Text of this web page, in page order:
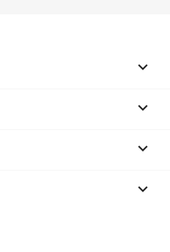



keyboard_arrow_down